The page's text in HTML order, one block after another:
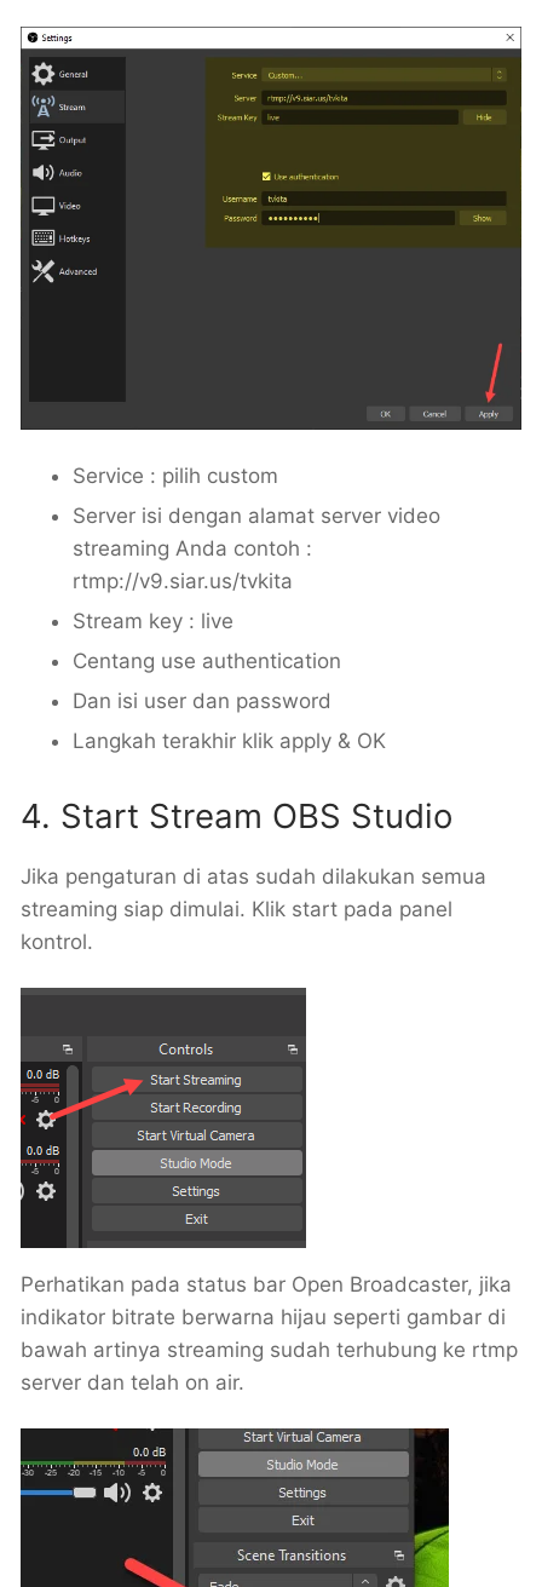
Service : pilih custom
Server isi dengan alamat server video
streaming Anda contoh :
rtmp://v9.siar.us/tvkita
Stream key : live
Centang use authentication
Dan isi user dan password
Langkah terakhir klik apply & OK
4. Start Stream OBS Studio
Jika pengaturan di atas sudah dilakukan semua
streaming siap dimulai. Klik start pada panel
kontrol.
Perhatikan pada status bar Open Broadcaster, jika
indikator bitrate berwarna hijau seperti gambar di
bawah artinya streaming sudah terhubung ke rtmp
server dan telah on air.